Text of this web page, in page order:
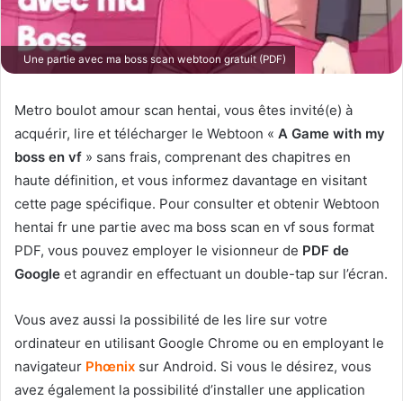
Une partie avec ma boss scan webtoon gratuit (PDF)
Metro boulot amour scan hentai, vous êtes invité(e) à
acquérir, lire et télécharger le Webtoon « A Game with my
boss en vf » sans frais, comprenant des chapitres en
haute définition, et vous informez davantage en visitant
cette page spécifique. Pour consulter et obtenir Webtoon
hentai fr une partie avec ma boss scan en vf sous format
PDF, vous pouvez employer le visionneur de PDF de
Google et agrandir en effectuant un double-tap sur l’écran.
Vous avez aussi la possibilité de les lire sur votre
ordinateur en utilisant Google Chrome ou en employant le
navigateur Phœnix sur Android. Si vous le désirez, vous
avez également la possibilité d’installer une application